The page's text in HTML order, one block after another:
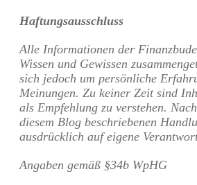
Haftungsausschluss
Alle Informationen der
Wissen und Gewissen
sich jedoch um persönliche
Meinungen. Zu keiner Zeit sind
als Empfehlung zu verstehen.
diesem Blog beschriebenen
ausdrücklich auf eigene
Angaben gemäß §34b WpHG